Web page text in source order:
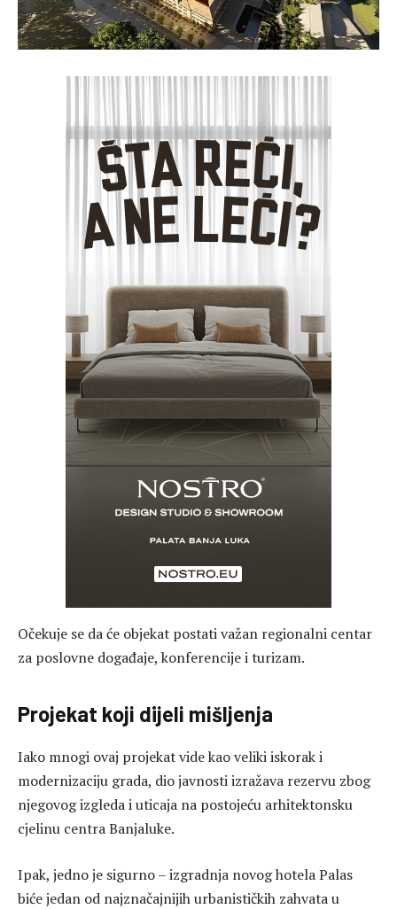
Očekuje se da će objekat postati važan regionalni centar
za poslovne događaje, konferencije i turizam.
Projekat koji dijeli mišljenja
Iako mnogi ovaj projekat vide kao veliki iskorak i
modernizaciju grada, dio javnosti izražava rezervu zbog
njegovog izgleda i uticaja na postojeću arhitektonsku
cjelinu centra Banjaluke.
Ipak, jedno je sigurno – izgradnja novog hotela Palas
biće jedan od najznačajnijih urbanističkih zahvata u